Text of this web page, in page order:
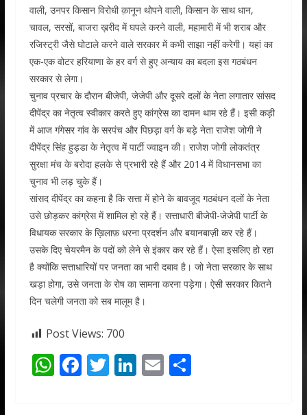
वाली, उनपर किसान विरोधी क़ानून थोपने वाली, किसान के साथ धान,
चावल, सरसों, बाजरा ख़रीद में घपले करने वाली, महामारी में भी शराब और
रजिस्ट्री जैसे घोटाले करने वाले सरकार में कभी साझा नहीं करेगी। यहां का
एक-एक वोटर हरियाणा के हर वर्ग से हुए अन्याय का बदला इस गठबंधन
सरकार से लेगा।
चुनाव प्रचार के दौरान बीजेपी, जेजेपी और दूसरे दलों के नेता लगातार सांसद
दीपेंद्र का नेतृत्व स्वीकार करते हुए कांग्रेस का दामन थाम रहे हैं। इसी कड़ी
में आज गंगेसर गांव के सरपंच और पिछड़ा वर्ग के बड़े नेता राजेश जोगी ने
दीपेंद्र सिंह हुड्डा के नेतृत्व में पार्टी ज्वाइन की। राजेश जोगी लोकतंत्र
सुरक्षा मंच के बरोदा हलके से प्रभारी रहे हैं और 2014 में विधानसभा का
चुनाव भी लड़ चुके हैं।
सांसद दीपेंद्र का कहना है कि सत्ता में होने के बावजूद गठबंधन दलों के नेता
उसे छोड़कर कांग्रेस में शामिल हो रहे हैं। सत्ताधारी बीजेपी-जेजेपी पार्टी के
विधायक सरकार के ख़िलाफ़ धरना प्रदर्शन और बयानबाज़ी कर रहे हैं।
उसके दिए चेयरमैन के पदों को लेने से इंकार कर रहे हैं। ऐसा इसलिए हो रहा
है क्योंकि सत्ताधारियों पर जनता का भारी दबाव है। जो नेता सरकार के साथ
खड़ा होगा, उसे जनता के रोष का सामना करना पड़ेगा। ऐसी सरकार कितने
दिन चलेगी जनता को सब मालूम है।
Post Views: 700
W F T Li E S